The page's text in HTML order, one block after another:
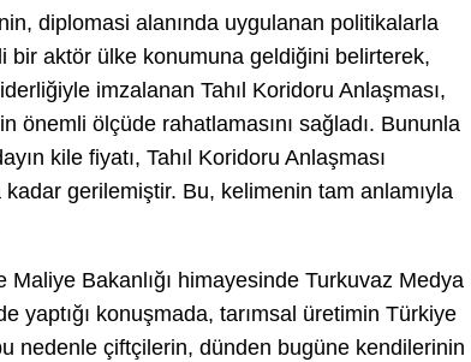
diplomasi alanında uygulanan politikalarla
bir aktör ülke konumuna geldiğini belirterek,
imzalanan Tahıl Koridoru Anlaşması,
önemli ölçüde rahatlamasını sağladı. Bununla
kile fiyatı, Tahıl Koridoru Anlaşması
gerilemiştir. Bu, kelimenin tam anlamıyla
Bakanlığı himayesinde Turkuvaz Medya
yaptığı konuşmada, tarımsal üretimin Türkiye
nedenle çiftçilerin, dünden bugüne kendilerinin